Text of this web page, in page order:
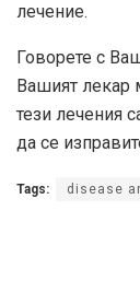
лечение.
Говорете с
Вашият
тези лечения
да се
Tags: disease